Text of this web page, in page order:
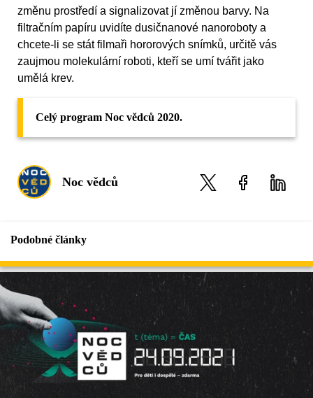
změnu prostředí a signalizovat jí změnou barvy. Na
filtračním papíru uvidíte dusičnanové nanoroboty a
chcete-li se stát filmaři hororových snímků, určitě vás
zaujmou molekulární roboti, kteří se umí tvářit jako
umělá krev.
Celý program Noc vědců 2020.
Noc vědců
Podobné články